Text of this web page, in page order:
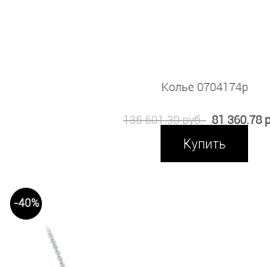
Колье 0704174р
135 601.30 руб. 81 360.78
Купить
-40%